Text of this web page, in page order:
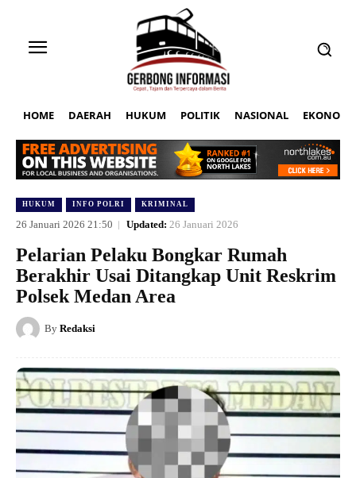
HOME DAERAH HUKUM POLITIK NASIONAL EKONOMI
HUKUM INFO POLRI KRIMINAL
26 Januari 2026 21:50 Updated: 26 Januari 2026
Pelarian Pelaku Bongkar Rumah
Berakhir Usai Ditangkap Unit Reskrim
Polsek Medan Area
By Redaksi